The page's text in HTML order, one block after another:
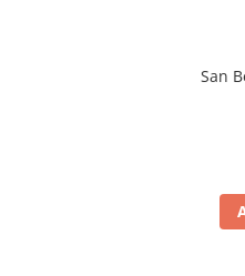
San